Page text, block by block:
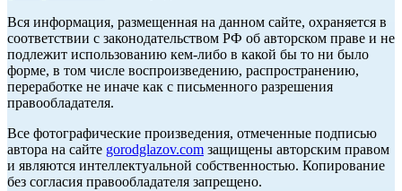
Вся информация, размещенная на данном сайте, охраняется в
соответствии с законодательством РФ об авторском праве и не
подлежит использованию кем-либо в какой бы то ни было
форме, в том числе воспроизведению, распространению,
переработке не иначе как с письменного разрешения
правообладателя.
Все фотографические произведения, отмеченные подписью
автора на сайте gorodglazov.com защищены авторским правом
и являются интеллектуальной собственностью. Копирование
без согласия правообладателя запрещено.